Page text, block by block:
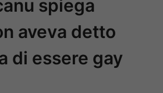
spiega
aveva detto
di essere gay